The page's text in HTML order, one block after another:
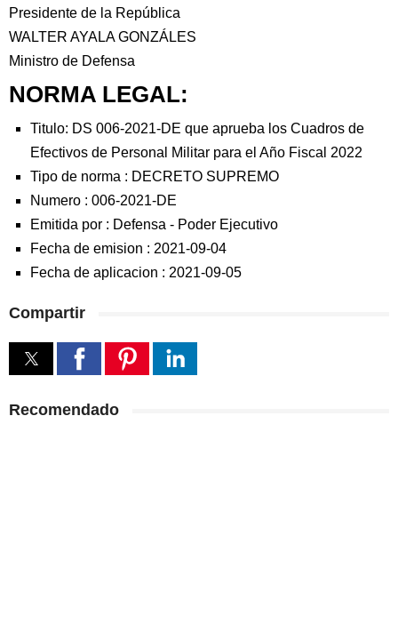
Presidente de la República
WALTER AYALA GONZÁLES
Ministro de Defensa
NORMA LEGAL:
Titulo: DS 006-2021-DE que aprueba los Cuadros de
Efectivos de Personal Militar para el Año Fiscal 2022
Tipo de norma : DECRETO SUPREMO
Numero : 006-2021-DE
Emitida por : Defensa - Poder Ejecutivo
Fecha de emision : 2021-09-04
Fecha de aplicacion : 2021-09-05
Compartir
Recomendado